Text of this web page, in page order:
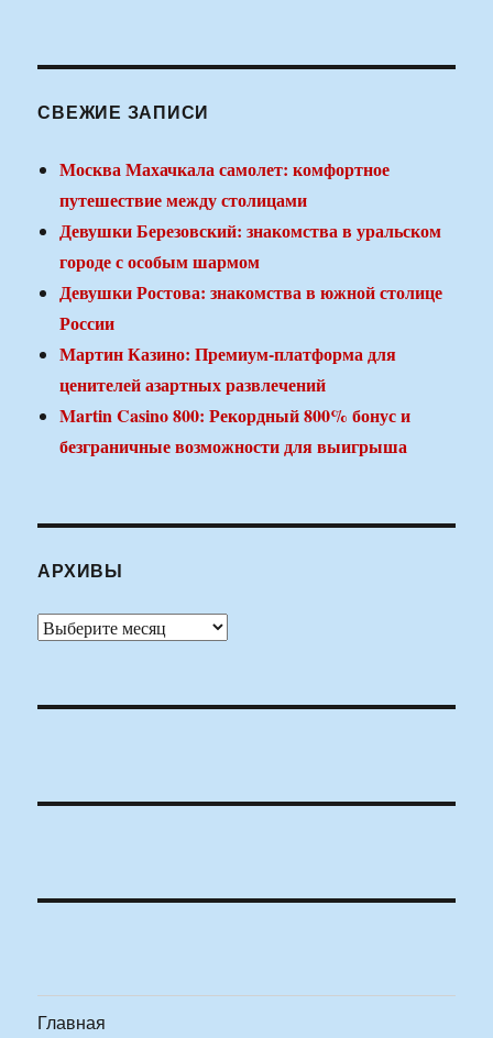
СВЕЖИЕ ЗАПИСИ
Москва Махачкала самолет: комфортное
путешествие между столицами
Девушки Березовский: знакомства в уральском
городе с особым шармом
Девушки Ростова: знакомства в южной столице
России
Мартин Казино: Премиум-платформа для
ценителей азартных развлечений
Martin Casino 800: Рекордный 800% бонус и
безграничные возможности для выигрыша
АРХИВЫ
Архивы
Главная